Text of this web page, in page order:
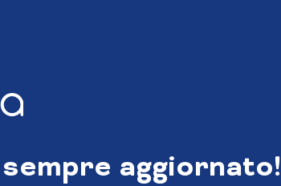
aggiornato!